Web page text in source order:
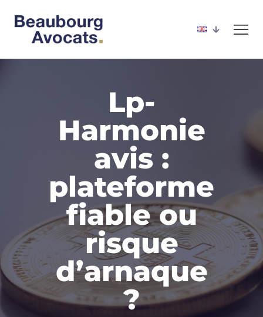
Lp-
Harmonie
avis :
plateforme
fiable ou
risque
d’arnaque
?